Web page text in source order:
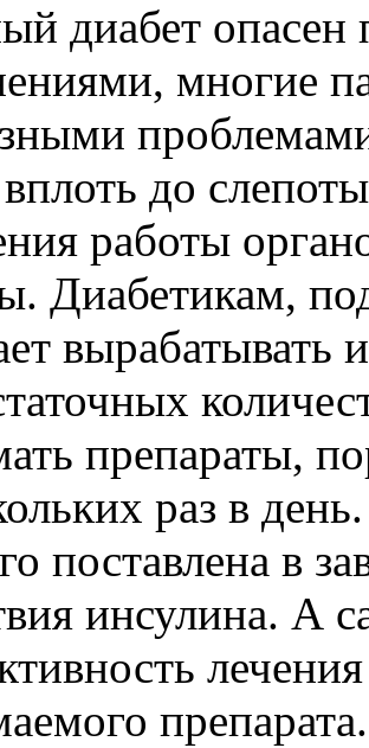
диабет опасен
многие
до
работы
Диабетикам,
вырабатывать
препараты,
раз в
поставлена в
инсулина. А
препарата.